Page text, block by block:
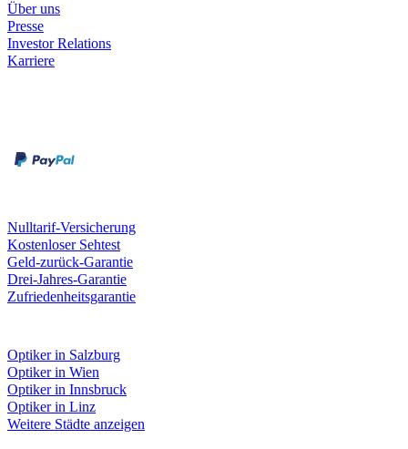
Über uns
Presse
Investor Relations
Karriere
Nulltarif-Versicherung
Kostenloser Sehtest
Geld-zurück-Garantie
Drei-Jahres-Garantie
Zufriedenheitsgarantie
Optiker in Salzburg
Optiker in Wien
Optiker in Innsbruck
Optiker in Linz
Weitere Städte anzeigen